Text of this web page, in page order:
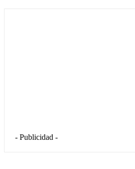
- Publicidad -